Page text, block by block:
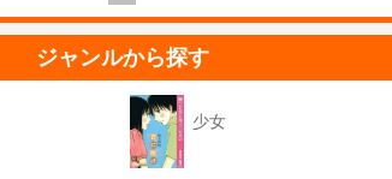
ジャンルから探す
少女